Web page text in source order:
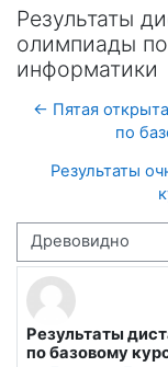
Результаты
олимпиады
информатики
← Пятая
по
Результаты
Режим
Результаты
по базовому
Количество